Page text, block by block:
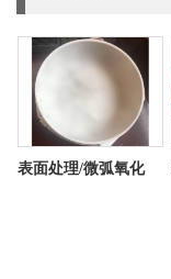
表面处理/微弧氧化